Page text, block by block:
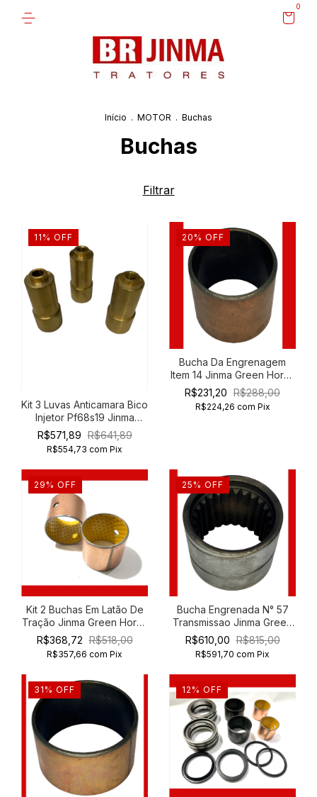
0
Início . MOTOR . Buchas
Buchas
Filtrar
11 % OFF
Kit 3 Luvas Anticamara Bico
Injetor Pf68s19 Jinma
Green Horse 354
R$571,89 R$641,89
R$554,73 com Pix
20 % OFF
Bucha Da Engrenagem
Item 14 Jinma Green Horse
454
R$231,20 R$288,00
R$224,26 com Pix
29 % OFF
Kit 2 Buchas Em Latão De
Tração Jinma Green Horse
354 454
R$368,72 R$518,00
R$357,66 com Pix
25 % OFF
Bucha Engrenada N° 57
Transmissao Jinma Green
Horse 454 554
R$610,00 R$815,00
R$591,70 com Pix
31 % OFF 12 % OFF